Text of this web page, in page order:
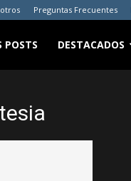
Preguntas Frecuentes
POSTS DESTACADOS